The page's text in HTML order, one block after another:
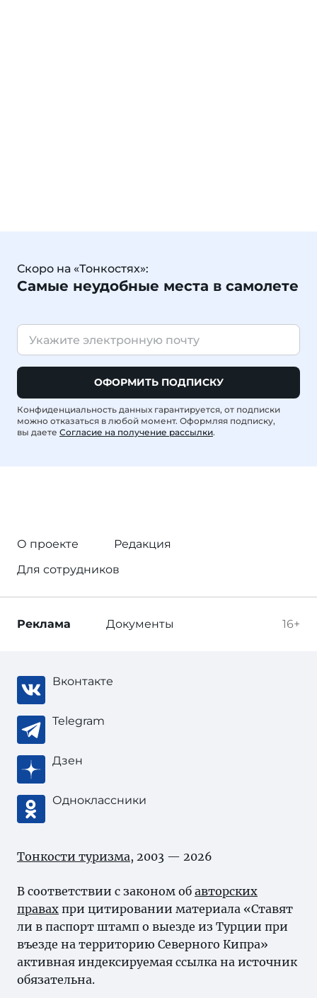
Скоро на «Тонкостях»:
Самые неудобные места в самолете
ОФОРМИТЬ ПОДПИСКУ
Конфиденциальность данных гарантируется, от подписки
можно отказаться в любой момент. Оформляя подписку,
вы даете Согласие на получение рассылки.
О проекте
Редакция
Для сотрудников
16+
Реклама Документы
Вконтакте
Telegram
Дзен
Одноклассники
Тонкости туризма, 2003 — 2026
В соответствии с законом об авторских
правах при цитировании материала «Cтавят
ли в паспорт штамп о выезде из Турции при
въезде на территорию Северного Кипра»
активная индексируемая ссылка на источник
обязательна.